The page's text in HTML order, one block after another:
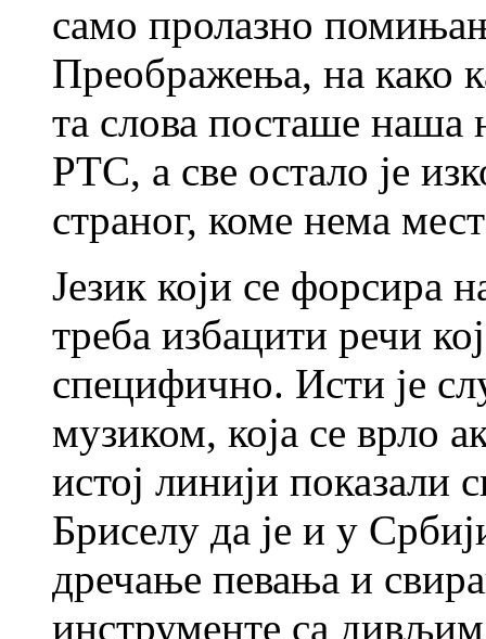
само пролазно
Преображења, на како
та слова посташе
РТС, а све остало је
страног, коме нема
Језик који се форсира
треба избацити речи
специфично. Исти је
музиком, која се врло
истој линији
Бриселу да је и у
дречање певања и
инструменте са